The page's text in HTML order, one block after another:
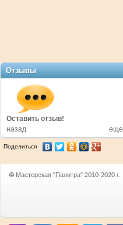
Отзывы
Оставить отзыв!
назад
еще
Поделиться
© Мастерская "Палитра" 2010-2020 г.